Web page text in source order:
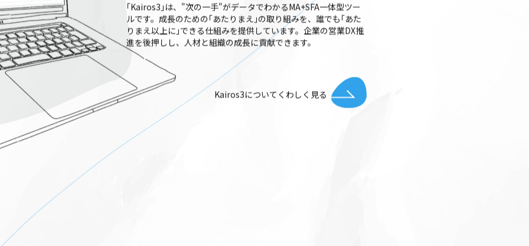
｢Kairos3｣は、"次の一手"がデータでわかるMA+SFA一体型ツー
ルです。成長のための｢あたりまえ｣の取り組みを、誰でも｢あた
りまえ以上に｣できる仕組みを提供しています。企業の営業DX推
進を後押しし、人材と組織の成長に貢献できます。
Kairos3についてくわしく⾒る